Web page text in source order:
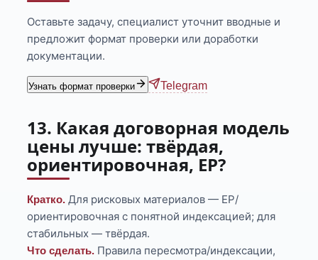
Оставьте задачу, специалист уточнит вводные и
предложит формат проверки или доработки
документации.
Узнать формат проверки Telegram
13. Какая договорная модель
цены лучше: твёрдая,
ориентировочная, ЕР?
Кратко. Для рисковых материалов — ЕР/
ориентировочная с понятной индексацией; для
стабильных — твёрдая.
Что сделать. Правила пересмотра/индексации,